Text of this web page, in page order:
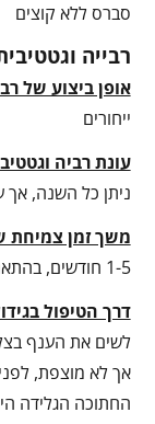
סברס ללא קוצים
רבייה
אופן ביצוע של
ייחורים
עונת רביה
ניתן כל השנה,
משך זמן צמיחת
1-5 חודשים, בהתאם לתנאים
דרך הטיפול
לשים את הענף
אך לא מוצפת,
החתוכה הגלידה